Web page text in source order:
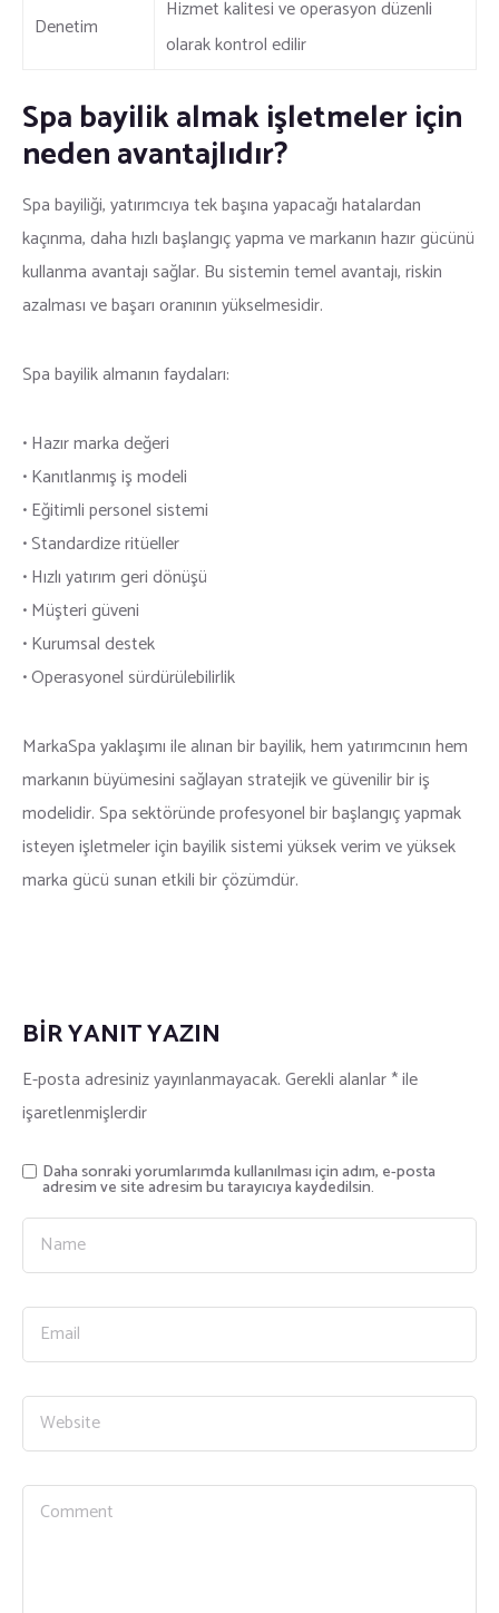
Denetim
Hizmet kalitesi ve operasyon düzenli
olarak kontrol edilir
Spa bayilik almak işletmeler için
neden avantajlıdır?
Spa bayiliği, yatırımcıya tek başına yapacağı hatalardan
kaçınma, daha hızlı başlangıç yapma ve markanın hazır gücünü
kullanma avantajı sağlar. Bu sistemin temel avantajı, riskin
azalması ve başarı oranının yükselmesidir.
Spa bayilik almanın faydaları:
• Hazır marka değeri
• Kanıtlanmış iş modeli
• Eğitimli personel sistemi
• Standardize ritüeller
• Hızlı yatırım geri dönüşü
• Müşteri güveni
• Kurumsal destek
• Operasyonel sürdürülebilirlik
MarkaSpa yaklaşımı ile alınan bir bayilik, hem yatırımcının hem
markanın büyümesini sağlayan stratejik ve güvenilir bir iş
modelidir. Spa sektöründe profesyonel bir başlangıç yapmak
isteyen işletmeler için bayilik sistemi yüksek verim ve yüksek
marka gücü sunan etkili bir çözümdür.
BIR YANIT YAZIN
E-posta adresiniz yayınlanmayacak.Gerekli alanlar*ile
işaretlenmişlerdir
Daha sonraki yorumlarımda kullanılması için adım, e-posta
adresim ve site adresim bu tarayıcıya kaydedilsin.